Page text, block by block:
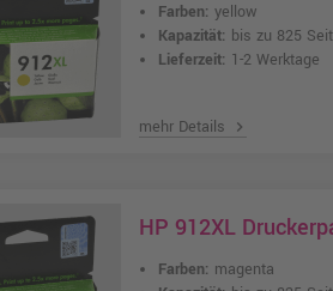
Farben: yellow
Kapazität: bis zu 825
Lieferzeit: 1-2 Werktage
mehr Details chevron_right
HP 912XL
Farben: magenta